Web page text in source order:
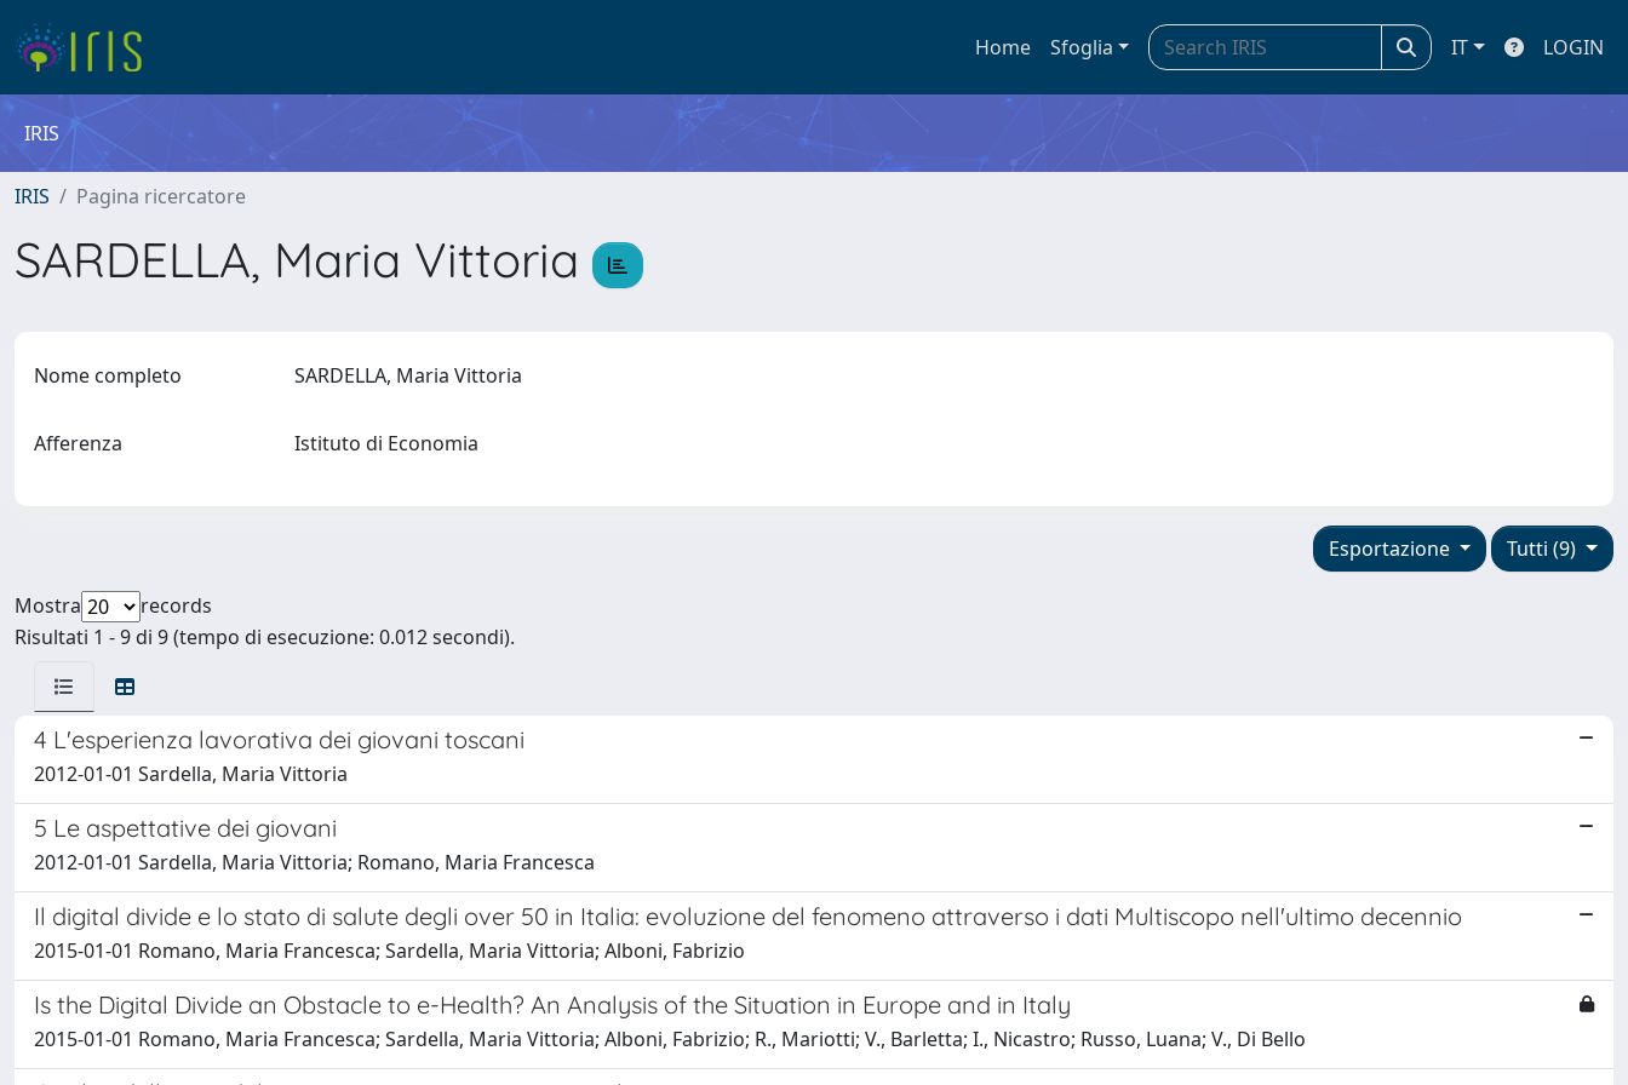
Home Sfoglia IT LOGIN
IRIS
IRIS Pagina ricercatore
SARDELLA, Maria Vittoria
Nome completo SARDELLA, Maria Vittoria
Afferenza Istituto di Economia
Tutti (9)
Esportazione
Mostra
records
Risultati 1 - 9 di 9 (tempo di esecuzione: 0.012 secondi).
4 L'esperienza lavorativa dei giovani toscani
2012-01-01 Sardella, Maria Vittoria
5 Le aspettative dei giovani
2012-01-01 Sardella, Maria Vittoria; Romano, Maria Francesca
Il digital divide e lo stato di salute degli over 50 in Italia: evoluzione del fenomeno attraverso i dati Multiscopo nell'ultimo decennio
2015-01-01 Romano, Maria Francesca; Sardella, Maria Vittoria; Alboni, Fabrizio
Is the Digital Divide an Obstacle to e-Health? An Analysis of the Situation in Europe and in Italy
2015-01-01 Romano, Maria Francesca; Sardella, Maria Vittoria; Alboni, Fabrizio; R., Mariotti; V., Barletta; I., Nicastro; Russo, Luana; V., Di Bello